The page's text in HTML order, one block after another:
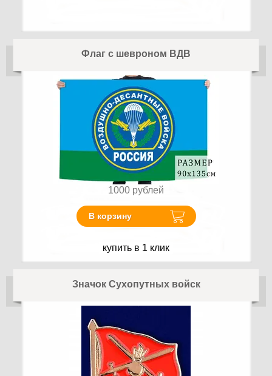
Флаг с шевроном ВДВ
1000 рублей
В корзину
купить в 1 клик
Значок Сухопутных войск